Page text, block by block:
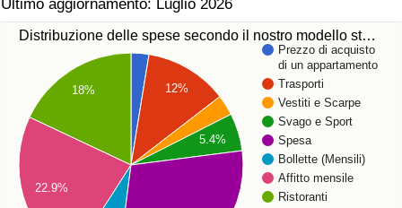
Ultimo aggiornamento: Luglio 2026
Distribuzione delle spese secondo il nostro modello st…
Prezzo di acquisto
di un appartamento
Trasporti
Vestiti e Scarpe
Svago e Sport
Spesa
Bollette (Mensili)
Affitto mensile
Ristoranti
12%
5.4%
18%
22.9%